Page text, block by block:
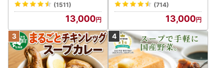
(1511)
13,000
(714)
13,000